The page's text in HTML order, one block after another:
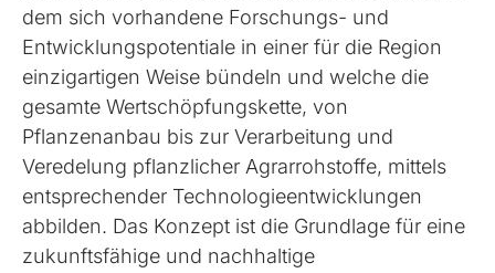
dem sich vorhandene Forschungs- und
Entwicklungspotentiale in einer für die Region
einzigartigen Weise bündeln und welche die
gesamte Wertschöpfungskette, von
Pflanzenanbau bis zur Verarbeitung und
Veredelung pflanzlicher Agrarrohstoffe, mittels
entsprechender Technologieentwicklungen
abbilden. Das Konzept ist die Grundlage für eine
zukunftsfähige und nachhaltige